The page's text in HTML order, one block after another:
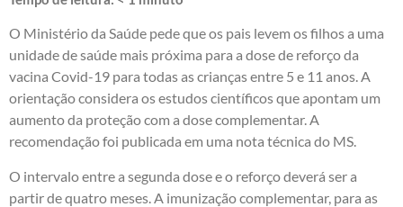
O Ministério da Saúde pede que os pais levem os filhos a uma
unidade de saúde mais próxima para a dose de reforço da
vacina Covid-19 para todas as crianças entre 5 e 11 anos. A
orientação considera os estudos científicos que apontam um
aumento da proteção com a dose complementar. A
recomendação foi publicada em uma nota técnica do MS.
O intervalo entre a segunda dose e o reforço deverá ser a
partir de quatro meses. A imunização complementar, para as